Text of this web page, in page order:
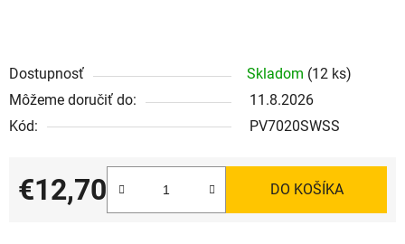
Dostupnosť Skladom (12 ks)
Môžeme doručiť do:
11.8.2026
Kód:
PV7020SWSS
€12,70
Jednotková cena:
DO KOŠÍKA